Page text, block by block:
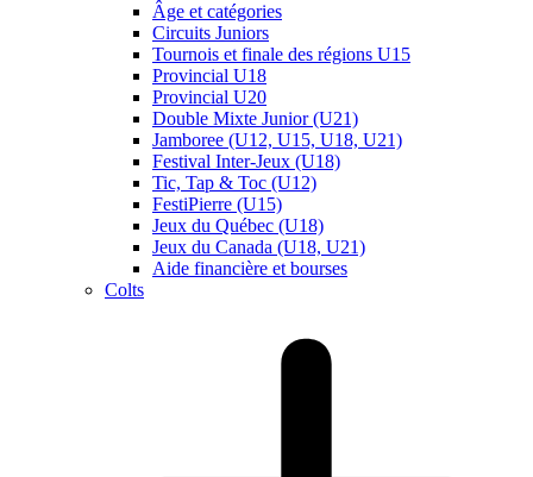
Âge et catégories
Circuits Juniors
Tournois et finale des régions U15
Provincial U18
Provincial U20
Double Mixte Junior (U21)
Jamboree (U12, U15, U18, U21)
Festival Inter-Jeux (U18)
Tic, Tap & Toc (U12)
FestiPierre (U15)
Jeux du Québec (U18)
Jeux du Canada (U18, U21)
Aide financière et bourses
Colts